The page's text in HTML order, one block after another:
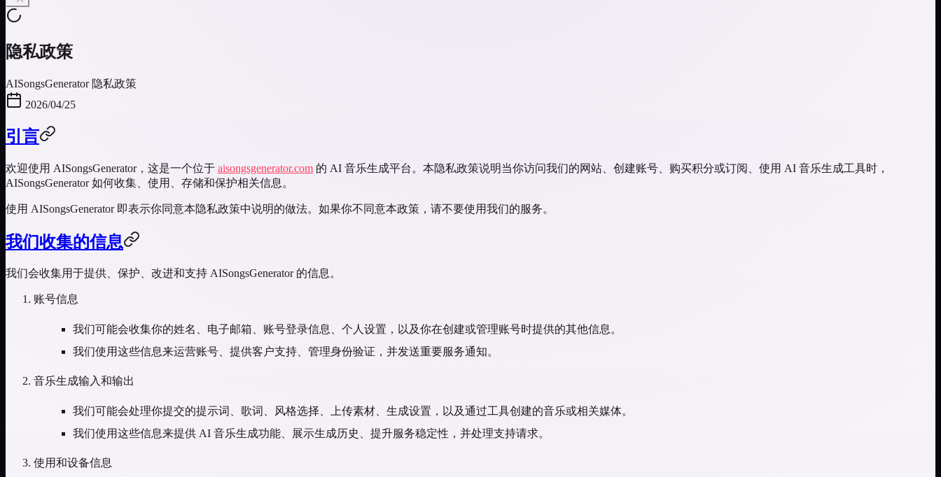
隐私政策
AISongsGenerator 隐私政策
2026/04/25
引言
欢迎使用 AISongsGenerator，这是一个位于 aisongsgenerator.com 的 AI 音乐生成平台。本隐私政策说明当你访问我们的网站、创建账号、购买积分或订阅、使用 AI 音乐生成工具时，
AISongsGenerator 如何收集、使用、存储和保护相关信息。
使用 AISongsGenerator 即表示你同意本隐私政策中说明的做法。如果你不同意本政策，请不要使用我们的服务。
我们收集的信息
我们会收集用于提供、保护、改进和支持 AISongsGenerator 的信息。
账号信息
我们可能会收集你的姓名、电子邮箱、账号登录信息、个人设置，以及你在创建或管理账号时提供的其他信息。
我们使用这些信息来运营账号、提供客户支持、管理身份验证，并发送重要服务通知。
音乐生成输入和输出
我们可能会处理你提交的提示词、歌词、风格选择、上传素材、生成设置，以及通过工具创建的音乐或相关媒体。
我们使用这些信息来提供 AI 音乐生成功能、展示生成历史、提升服务稳定性，并处理支持请求。
使用和设备信息